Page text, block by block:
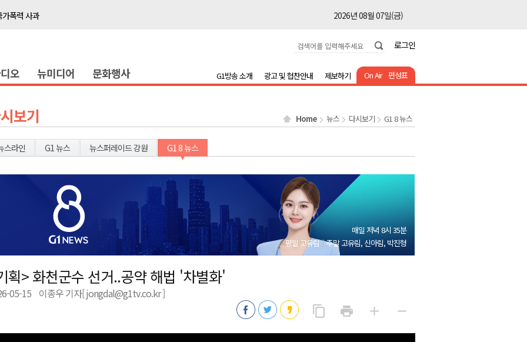
가폭력 사과
2026년 08월 07일(금)
2026년 08월 07일(금)
초청 특별 강연
2026년 08월 07일(금)
유치 건의
2026년 08월 07일(금)
2026년 08월 07일(금)
폭력 사과
2026년 08월 07일(금)
2026년 08월 07일(금)
간담회
2026년 08월 07일(금)
유치 건의
2026년 08월 07일(금)
2026년 08월 07일(금)
로그인
오 뉴미디어 문화행사 On Air 편성표
G1방송 소개 광고 및 협찬안내 제보하기
보기 Home 뉴스 다시보기 G1 8 뉴스
스라인 G1 뉴스 뉴스퍼레이드 강원 G1 8 뉴스
매일 저녁 8시 35분
평일 고유림
주말 고유림, 신아림, 박진형
획> 화천군수 선거..공약 해법 '차별화'
05-15 이종우 기자[ jongdal@g1tv.co.kr ]
content_copy
사
print add
게
remove
게